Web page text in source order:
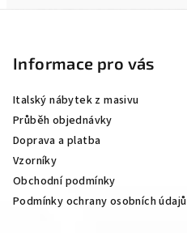
Informace pro vás
Italský nábytek z masivu
Průběh objednávky
Doprava a platba
Vzorníky
Obchodní podmínky
Podmínky ochrany osobních údajů